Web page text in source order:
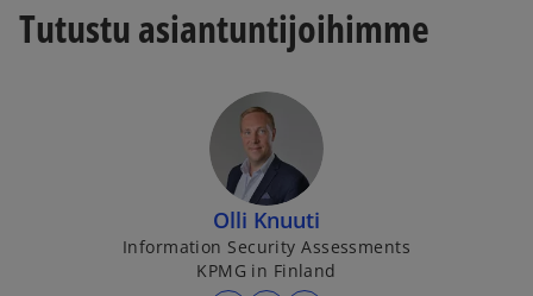
Tutustu asiantuntijoihimme
Olli Knuuti
Information Security Assessments
KPMG in Finland